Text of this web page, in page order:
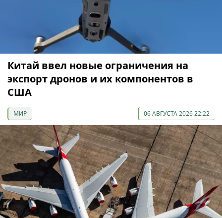
Китай ввел новые ограничения на
экспорт дронов и их компонентов в
США
МИР 06 АВГУСТА 2026 22:22